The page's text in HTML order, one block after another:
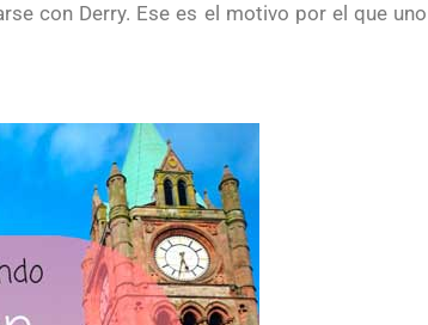
con Derry. Ese es el motivo por el que uno